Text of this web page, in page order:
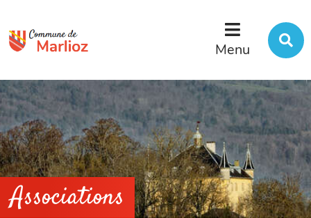
Menu
Associations